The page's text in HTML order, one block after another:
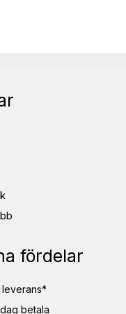
fördelar
leverans*
betala